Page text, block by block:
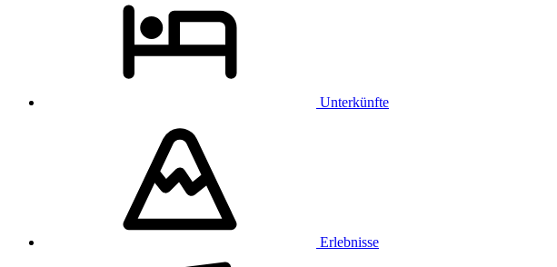
Unterkünfte
Erlebnisse